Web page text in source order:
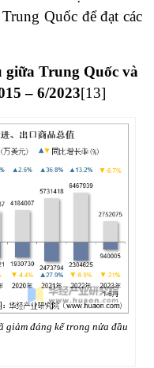
Quốc để đạt các
Trung Quốc và
– 6/2023[13]
giảm đáng kể trong nửa đầu